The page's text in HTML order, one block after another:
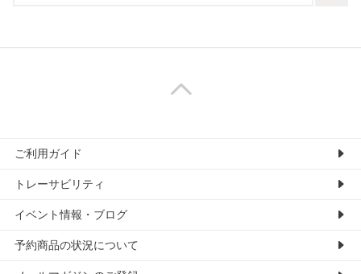
ご利用ガイド
トレーサビリティ
イベント情報・ブログ
予約商品の状況について